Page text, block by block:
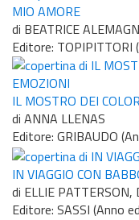
MIO AMORE
di BEATRICE
Editore: TOPIPITTORI
IL MOSTRO DEI
di ANNA LLENAS
Editore: GRIBAUDO
IN VIAGGIO CON
di ELLIE PATTERSON,
Editore: SASSI (Anno